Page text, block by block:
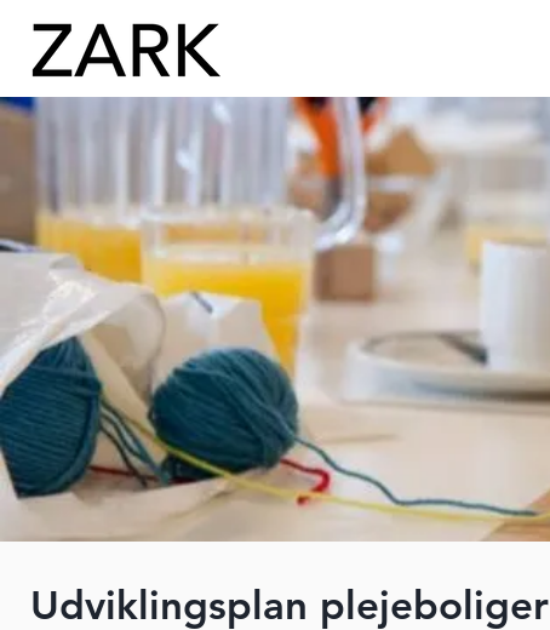
Udviklingsplan plejeboliger